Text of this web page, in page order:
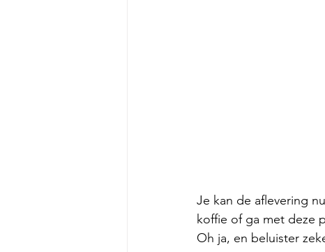
Je kan de aflevering
koffie of ga met deze
Oh ja, en beluister